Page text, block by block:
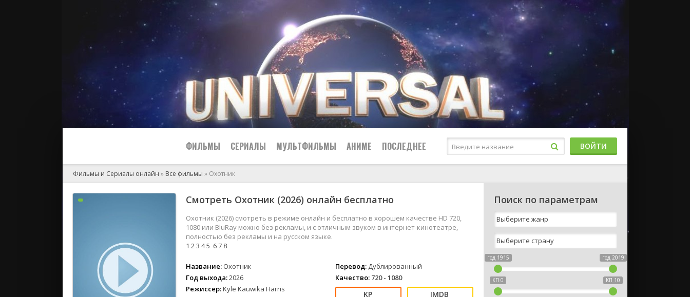
ФИЛЬМЫ
2024
2023
2022
Русские
Боевики
Военные
Детективы
Приключения
Семейные
Ужасы
СЕРИАЛЫ МУЛЬТФИЛЬМЫ АНИМЕ ПОСЛЕДНЕЕ
2024
2023
ВОЙТИ
Фильмы и Сериалы онлайн » Все фильмы » Охотник
Смотреть Охотник (2026) онлайн бесплатно
Охотник (2026) смотреть в режиме онлайн и бесплатно в хорошем качестве HD 720,
1080 или BluRay можно без рекламы, и с отличным звуком в интернет-кинотеатре,
полностью без рекламы и на русском языке.
1 23 45 67 8
Название: Охотник
Год выхода:2026
Режиссер:Kyle Kauwika Harris
Перевод: Дублированный
Качество: 720 - 1080
Поиск по параметрам
год 1915 год 2019
КП 0 КП 10